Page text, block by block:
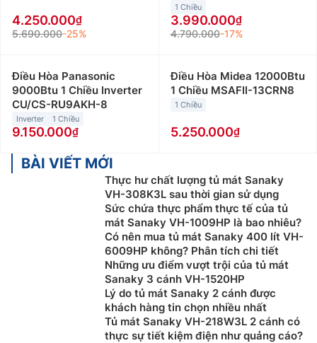
4.250.000
5.690.000-25%
1 Chiều
3.990.000
4.790.000-17%
Điều Hòa Panasonic
9000Btu 1 Chiều Inverter
CU/CS-RU9AKH-8
Inverter 1 Chiều
9.150.000
Điều Hòa Midea 12000Btu
1 Chiều MSAFII-13CRN8
1 Chiều
5.250.000
BÀI VIẾT MỚI
Thực hư chất lượng tủ mát Sanaky
VH-308K3L sau thời gian sử dụng
Sức chứa thực phẩm thực tế của tủ
mát Sanaky VH-1009HP là bao nhiêu?
Có nên mua tủ mát Sanaky 400 lít VH-
6009HP không? Phân tích chi tiết
Những ưu điểm vượt trội của tủ mát
Sanaky 3 cánh VH-1520HP
Lý do tủ mát Sanaky 2 cánh được
khách hàng tin chọn nhiều nhất
Tủ mát Sanaky VH-218W3L 2 cánh có
thực sự tiết kiệm điện như quảng cáo?